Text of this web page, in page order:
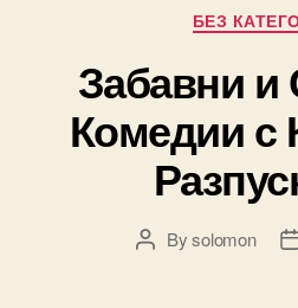
БЕЗ
Забавни
Комедии с
PostBysolomon